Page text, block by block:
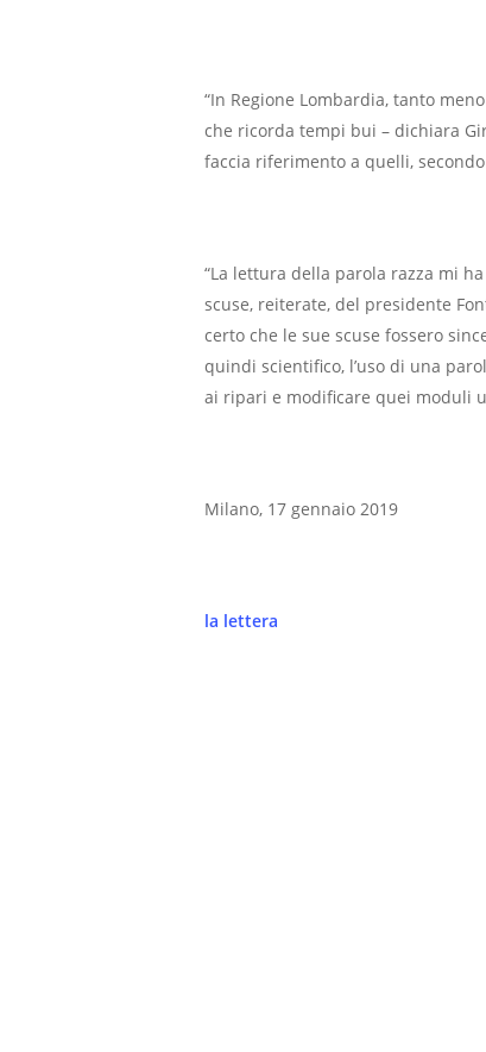
“In Regione Lombardia, tanto
che ricorda tempi bui – dichiara
faccia riferimento a quelli,
“La lettura della parola razza mi
scuse, reiterate, del presidente
certo che le sue scuse fossero
quindi scientifico, l’uso di una
ai ripari e modificare quei moduli
Milano, 17 gennaio 2019
la lettera